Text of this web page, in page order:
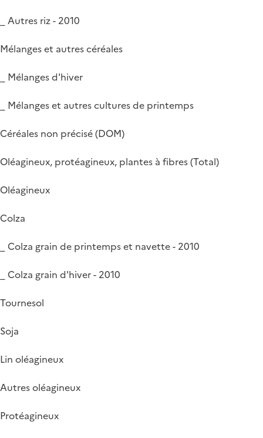
_ Autres riz - 2010
Mélanges et autres céréales
_ Mélanges d'hiver
_ Mélanges et autres cultures de printemps
Céréales non précisé (DOM)
Oléagineux, protéagineux, plantes à fibres (Total)
Oléagineux
Colza
_ Colza grain de printemps et navette - 2010
_ Colza grain d'hiver - 2010
Tournesol
Soja
Lin oléagineux
Autres oléagineux
Protéagineux